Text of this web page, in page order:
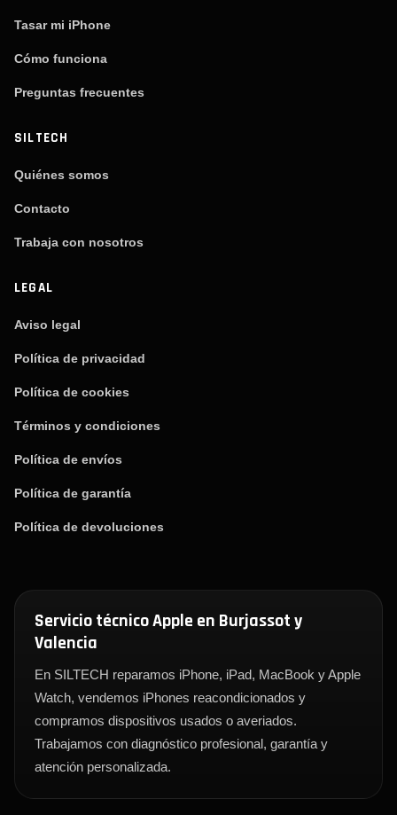
Tasar mi iPhone
Cómo funciona
Preguntas frecuentes
SILTECH
Quiénes somos
Contacto
Trabaja con nosotros
LEGAL
Aviso legal
Política de privacidad
Política de cookies
Términos y condiciones
Política de envíos
Política de garantía
Política de devoluciones
Servicio técnico Apple en Burjassot y
Valencia
En SILTECH reparamos iPhone, iPad, MacBook y Apple
Watch, vendemos iPhones reacondicionados y
compramos dispositivos usados o averiados.
Trabajamos con diagnóstico profesional, garantía y
atención personalizada.